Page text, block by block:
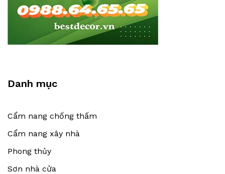
Danh mục
Cẩm nang chống thấm
Cẩm nang xây nhà
Phong thủy
Sơn nhà cửa